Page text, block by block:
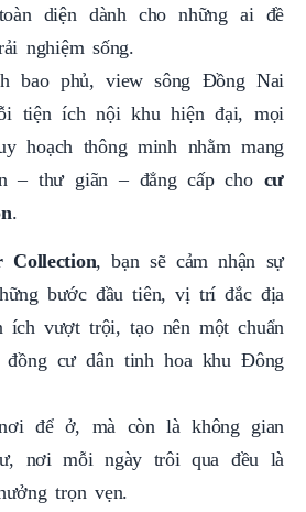
diện dành cho những ai đề
nghiệm sống.
bao phủ, view sông Đồng Nai
tiện ích nội khu hiện đại, mọi
hoạch thông minh nhằm mang
– thư giãn – đẳng cấp cho cư
.
Collection, bạn sẽ cảm nhận sự
bước đầu tiên, vị trí đắc địa
ích vượt trội, tạo nên một chuẩn
đồng cư dân tinh hoa khu Đông
để ở, mà còn là không gian
nơi mỗi ngày trôi qua đều là
trọn vẹn.